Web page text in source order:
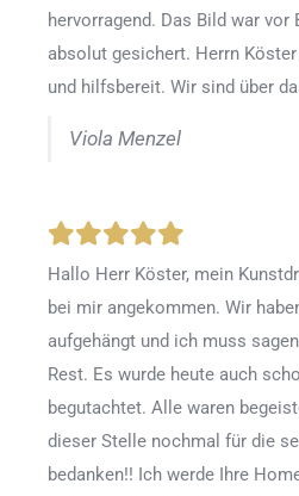
hervorragend. Das Bild war vor
absolut gesichert. Herrn
und hilfsbereit. Wir sind über
Viola Menzel
Hallo Herr Köster, mein
bei mir angekommen. Wir
aufgehängt und ich muss
Rest. Es wurde heute auch
begutachtet. Alle waren
dieser Stelle nochmal für die
bedanken!! Ich werde Ihre